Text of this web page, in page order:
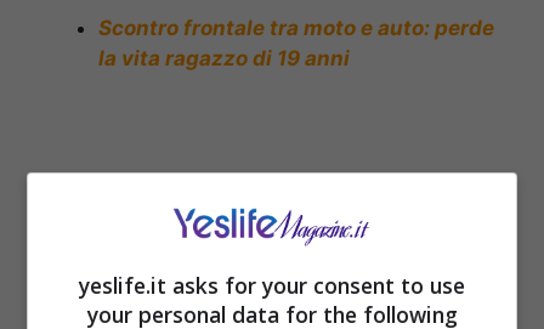
Scontro frontale tra moto e auto: perde
la vita ragazzo di 19 anni
yeslife.it asks for your consent to use
your personal data for the following